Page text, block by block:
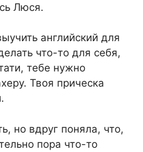
Люся.
английский для
что-то для себя,
тебе нужно
Твоя прическа
но вдруг поняла, что,
пора что-то